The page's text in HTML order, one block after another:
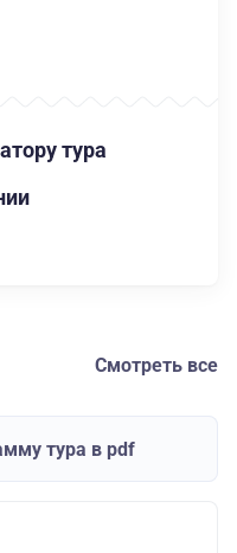
тура
Смотреть все
тура в pdf